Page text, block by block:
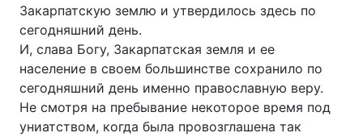
Здоров'я Туризм
Цікавинки Погода
Екологія Регіони
Лонгріди
Закарпатскую землю и утвердилось здесь по
сегодняшний день.
И, слава Богу, Закарпатская земля и ее
население в своем большинстве сохранило по
сегодняшний день именно православную веру.
Не смотря на пребывание некоторое время под
униатством, когда была провозглашена так